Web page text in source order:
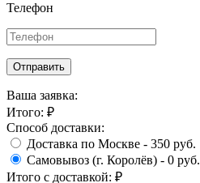
Телефон
Отправить
Ваша заявка:
Итого: ₽
Способ доставки:
Доставка по Москве - 350 руб.
Самовывоз (г. Королёв) - 0 руб.
Итого с доставкой: ₽